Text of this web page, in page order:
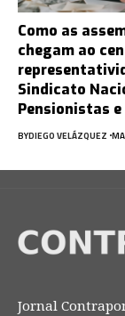
Como as
chegam ao
Sindicato
Pensionistas e
BYDIEGO VELÁZQUEZ
Jornal